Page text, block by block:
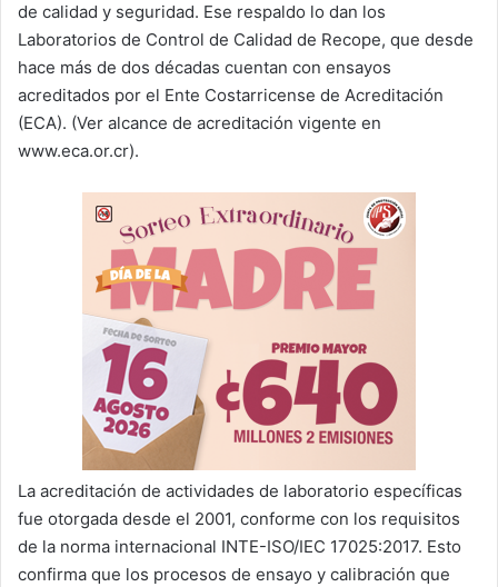
de calidad y seguridad. Ese respaldo lo dan los
Laboratorios de Control de Calidad de Recope, que desde
hace más de dos décadas cuentan con ensayos
acreditados por el Ente Costarricense de Acreditación
(ECA). (Ver alcance de acreditación vigente en
www.eca.or.cr).
La acreditación de actividades de laboratorio específicas
fue otorgada desde el 2001, conforme con los requisitos
de la norma internacional INTE-ISO/IEC 17025:2017. Esto
confirma que los procesos de ensayo y calibración que